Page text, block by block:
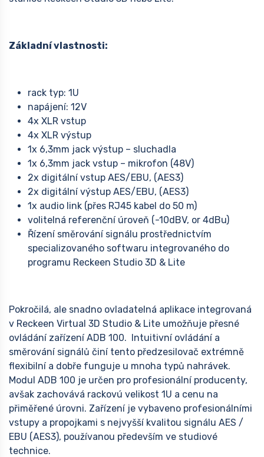
Základní vlastnosti:
rack typ: 1U
napájení: 12V
4x XLR vstup
4x XLR výstup
1x 6,3mm jack výstup – sluchadla
1x 6,3mm jack vstup – mikrofon (48V)
2x digitální vstup AES/EBU, (AES3)
2x digitální výstup AES/EBU, (AES3)
1x audio link (přes RJ45 kabel do 50 m)
volitelná referenční úroveň (-10dBV, or 4dBu)
Řízení směrování signálu prostřednictvím
specializovaného softwaru integrovaného do
programu Reckeen Studio 3D & Lite
Pokročilá, ale snadno ovladatelná aplikace integrovaná
v Reckeen Virtual 3D Studio & Lite umožňuje přesné
ovládání zařízení ADB 100. Intuitivní ovládání a
směrování signálů činí tento předzesilovač extrémně
flexibilní a dobře funguje u mnoha typů nahrávek.
Modul ADB 100 je určen pro profesionální producenty,
avšak zachovává rackovú velikost 1U a cenu na
přiměřené úrovni. Zařízení je vybaveno profesionálními
vstupy a propojkami s nejvyšší kvalitou signálu AES /
EBU (AES3), používanou především ve studiové
technice.